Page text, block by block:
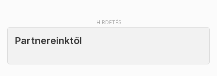
Partnereinktől